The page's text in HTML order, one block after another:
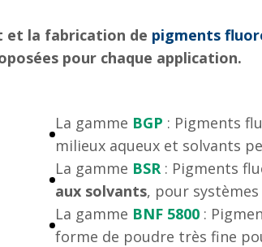
et la fabrication de pigments
pour chaque application.
La gamme BGP : Pigments
milieux aqueux et solvants
La gamme BSR : Pigments
aux solvants, pour
La gamme BNF 5800 :
forme de poudre très fine